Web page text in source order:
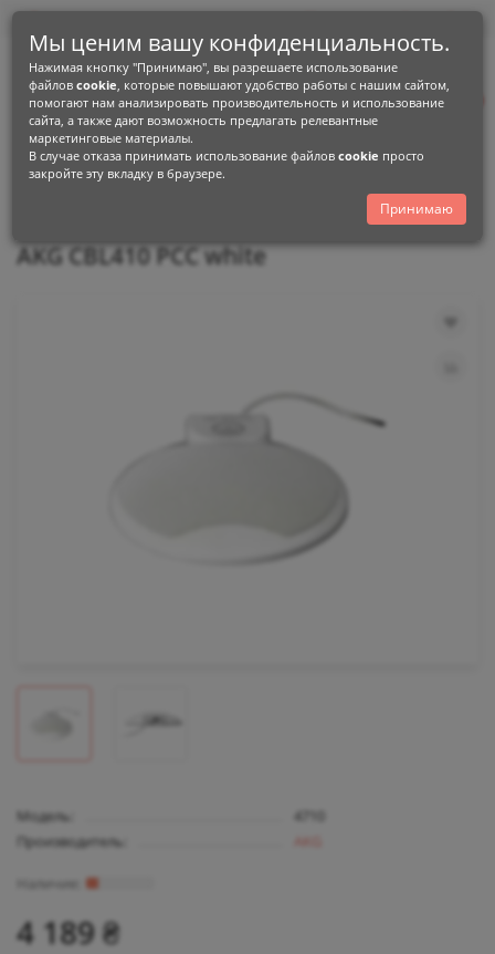
+38 (096) 900-74-99
+38 (093) 159-06-76
Каталог
AKG CBL410 PCC white
AKG CBL410 PCC white
Модель:
4710
Производитель:
AKG
4 189 ₴
Мы ценим вашу конфиденциальность.
Нажимая кнопку "Принимаю", вы разрешаете использование
файловcookie, которые повышают удобство работы с нашим сайтом,
помогают нам анализировать производительность и использование
сайта, а также дают возможность предлагать релевантные
маркетинговые материалы.
В случае отказа принимать использование файловcookie просто
закройте эту вкладку в браузере.
Принимаю